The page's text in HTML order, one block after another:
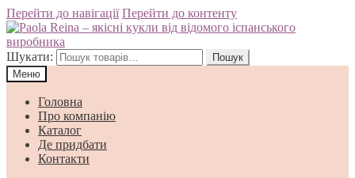
Перейти до навігації Перейти до контенту
Шукати:
Пошук
Меню
Головна
Про компанію
Каталог
Де придбати
Контакти